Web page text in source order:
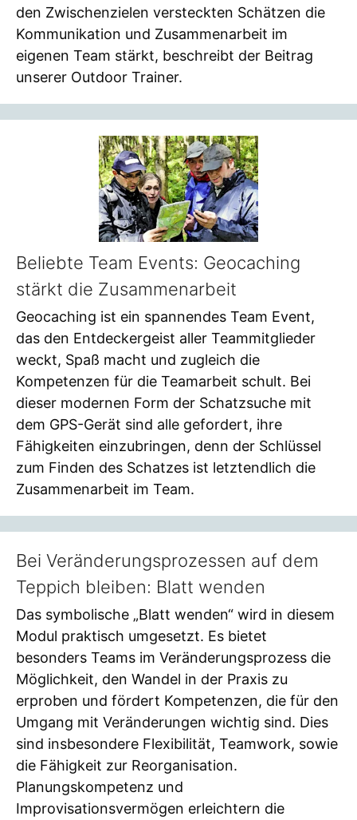
den Zwischenzielen versteckten Schätzen die
Kommunikation und Zusammenarbeit im
eigenen Team stärkt, beschreibt der Beitrag
unserer Outdoor Trainer.
Beliebte Team Events: Geocaching
stärkt die Zusammenarbeit
Geocaching ist ein spannendes Team Event,
das den Entdeckergeist aller Teammitglieder
weckt, Spaß macht und zugleich die
Kompetenzen für die Teamarbeit schult. Bei
dieser modernen Form der Schatzsuche mit
dem GPS-Gerät sind alle gefordert, ihre
Fähigkeiten einzubringen, denn der Schlüssel
zum Finden des Schatzes ist letztendlich die
Zusammenarbeit im Team.
Bei Veränderungsprozessen auf dem
Teppich bleiben: Blatt wenden
Das symbolische „Blatt wenden“ wird in diesem
Modul praktisch umgesetzt. Es bietet
besonders Teams im Veränderungsprozess die
Möglichkeit, den Wandel in der Praxis zu
erproben und fördert Kompetenzen, die für den
Umgang mit Veränderungen wichtig sind. Dies
sind insbesondere Flexibilität, Teamwork, sowie
die Fähigkeit zur Reorganisation.
Planungskompetenz und
Improvisationsvermögen erleichtern die